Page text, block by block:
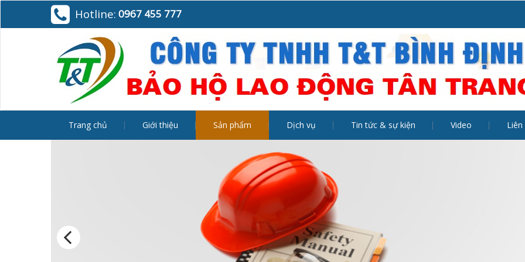
Hotline: 0967 455 777
Trang chủ Giới thiệu Sản phẩm Dịch vụ Tin tức & sự kiện Video Liên